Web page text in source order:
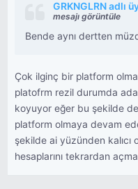
GRKNGLRN adlı
mesajı görüntüle
Bende aynı dertten
Çok ilginç bir platform
platofrm rezil durumda
koyuyor eğer bu şekilde
platform olmaya devam
şekilde ai yüzünden kalıcı
hesaplarını tekrardan